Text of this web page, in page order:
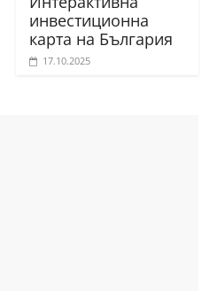
инвестиционна
карта на България
17.10.2025